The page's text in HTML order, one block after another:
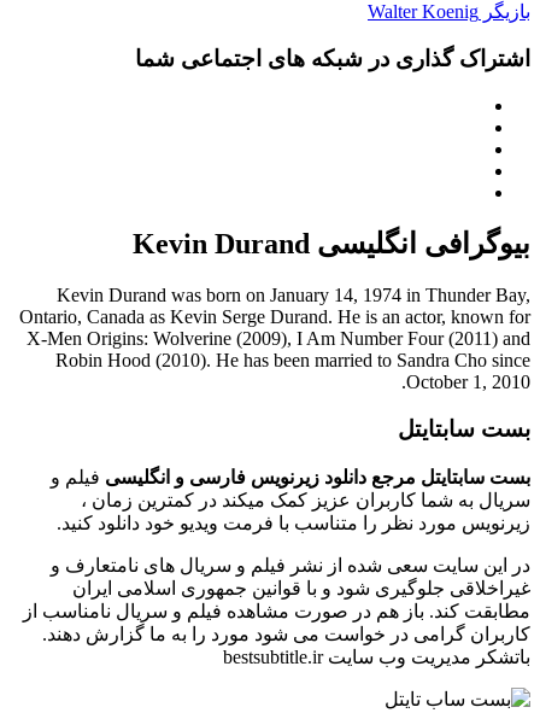
بازیگر Walter Koenig
اشتراک گذاری در شبکه های اجتماعی شما
بیوگرافی انگلیسی Kevin Durand
Kevin Durand was born on January 14, 1974 in Thunder Bay,
Ontario, Canada as Kevin Serge Durand. He is an actor, known for
X-Men Origins: Wolverine (2009), I Am Number Four (2011) and
Robin Hood (2010). He has been married to Sandra Cho since
October 1, 2010.
بست سابتایتل
بست سابتایتل مرجع دانلود زیرنویس فارسی و انگلیسی فیلم و
سریال به شما کاربران عزیز کمک میکند در کمترین زمان ،
زیرنویس مورد نظر را متناسب با فرمت ویدیو خود دانلود کنید.
در این سایت سعی شده از نشر فیلم و سریال های نامتعارف و
غیراخلاقی جلوگیری شود و با قوانین جمهوری اسلامی ایران
مطابقت کند. باز هم در صورت مشاهده فیلم و سریال نامناسب از
کاربران گرامی در خواست می شود مورد را به ما گزارش دهند.
باتشکر مدیریت وب سایت bestsubtitle.ir